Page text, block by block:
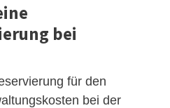
bei
für den
bei der